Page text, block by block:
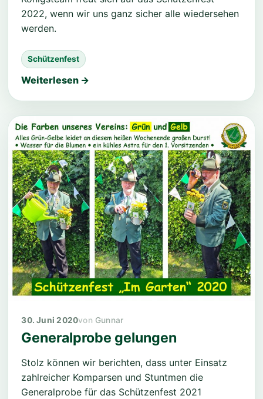
2022, wenn wir uns ganz sicher alle wiedersehen
werden.
Schützenfest
Weiterlesen →
30. Juni 2020 Gunnar
Generalprobe gelungen
Stolz können wir berichten, dass unter Einsatz
zahlreicher Komparsen und Stuntmen die
Generalprobe für das Schützenfest 2021